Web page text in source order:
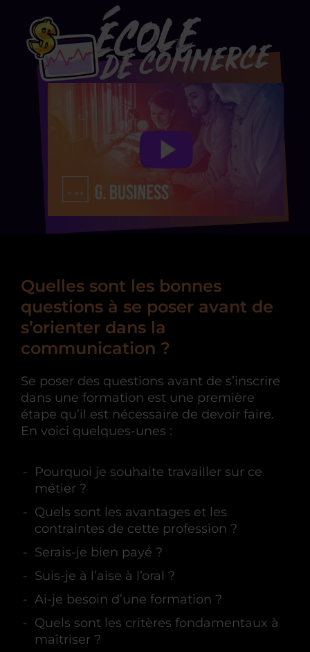
Quelles sont les bonnes
questions à se poser avant de
s’orienter dans la
communication ?
Se poser des questions avant de s’inscrire
dans une formation est une première
étape qu’il est nécessaire de devoir faire.
En voici quelques-unes :
Pourquoi je souhaite travailler sur ce
métier ?
Quels sont les avantages et les
contraintes de cette profession ?
Serais-je bien payé ?
Suis-je à l’aise à l’oral ?
Ai-je besoin d’une formation ?
Quels sont les critères fondamentaux à
maîtriser ?